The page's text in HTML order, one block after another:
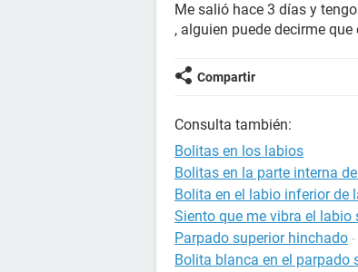
Me salió hace 3 días y
, alguien puede decirme que
Compartir
Consulta también:
Bolitas en los labios
Bolitas en la parte interna
Bolita en el labio inferior de
Siento que me vibra el labio
Parpado superior hinchado -
Bolita blanca en el parpado